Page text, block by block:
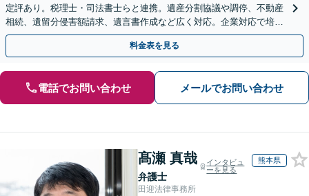
定評あり。税理士・司法書士らと連携。遺産分割協議や調停、不動産
相続、遺留分侵害額請求、遺言書作成など広く対応。企業対応で培っ
た根回し・交渉力で円滑な解決を全力でサポートいたします
料金表を見る
電話でお問い合わせ メールでお問い合わせ
髙瀬 真哉
弁護士
インタビュ
ーを見る
熊本県
田迎法律事務所